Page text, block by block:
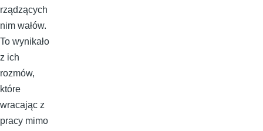
rządzących
nim wałów.
To wynikało
z ich
rozmów,
które
wracając z
pracy mimo